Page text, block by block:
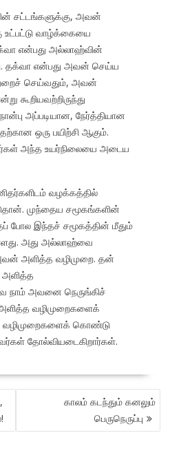
சட்டங்களுக்கு, அவன்
உட்பட்டு வாழ்க்கையை
என்பது அல்லாஹ்வின்
தக்வா என்பது அவன் செய்ய
செய்வதும், அவன்
கூறியவற்றிருந்து
அப்படியான, நேர்த்தியான
ஒரு பயிற்சி ஆகும்.
அந்த உயர்நிலையை அடைய
வழக்கத்தில்
முந்தைய சமூகங்களின்
போல இந்தச் சமூகத்தின் மீதும்
அது அல்லாஹ்வை
அளித்த வழிமுறை. தன்
நாம் அவனை நெருங்கிச்
வழிமுறைகளைக்
கொண்டு
தோல்வியடைகிறார்கள்.
காலம் கடந்தும் கனலும்
பெருநெருப்பு